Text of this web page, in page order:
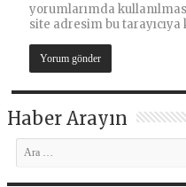
yorumlarımda
site adresim bu
Haber Arayın